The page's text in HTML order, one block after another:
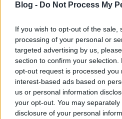
Blog - Do Not Process My
If you wish to opt-out of the sale,
processing of your personal or
targeted advertising by us,
section to confirm your
opt-out request is processed you
interest-based ads based on
us or personal information
your opt-out. You may
disclosure of your personal
Tesla Model 3
Nyíltvégű pénzügyi
PHP Programozó•2019. július 24.
Tesla Model 3 finanszírozás
lízing - Nyílt végű pénzügyi
2019 Nyíltvégű pénzügyi